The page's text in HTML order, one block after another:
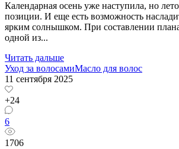
Календарная осень уже наступила, но
позиции. И еще есть возможность
ярким солнышком. При составлении
одной из...
Читать дальше
Уход за волосамиМасло для волос
11 сентября 2025
+24
6
1706